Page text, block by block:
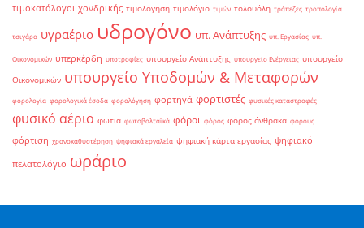
τιμοκατάλογοι χονδρικής τιμολόγηση τιμολόγιο τιμών τολουόλη τράπεζες τροπολογία
τσιγάρο υγραέριο υδρογόνο υπ. Ανάπτυξης υπ. Εργασίας υπ.
Οικονομικών υπερκέρδη υποτροφίες υπουργείο Ανάπτυξης υπουργείο Ενέργειας υπουργείο
Οικονομικών υπουργείο Υποδομών & Μεταφορών
φορολογία φορολογικά έσοδα φορολόγηση φορτηγά φορτιστές φυσικές καταστροφές
φυσικό αέριο φωτιά φωτοβολταϊκά φόροι φόρος φόρος άνθρακα φόρους
φόρτιση χρονοκαθυστέρηση ψηφιακά εργαλεία ψηφιακή κάρτα εργασίας ψηφιακό
πελατολόγιο ωράριο